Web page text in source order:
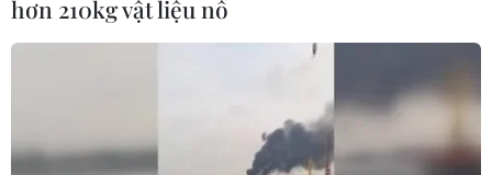
Trung ương Đoàn triển khai hàng loạt hoạt
động trong Tháng Thanh niên 2025
Sáng nay, 1/3, Trung ương Đoàn Thanh niên Cộng sản
hơn 210kg vật liệu nổ